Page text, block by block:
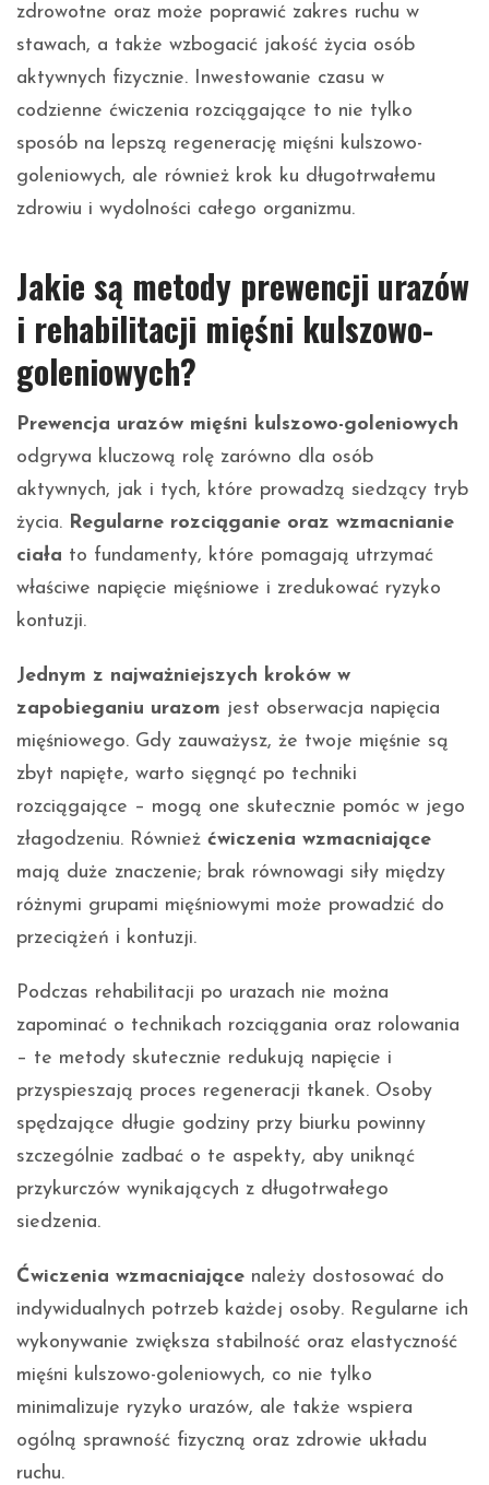
zdrowotne oraz może poprawić zakres ruchu w
stawach, a także wzbogacić jakość życia osób
aktywnych fizycznie. Inwestowanie czasu w
codzienne ćwiczenia rozciągające to nie tylko
sposób na lepszą regenerację mięśni kulszowo-
goleniowych, ale również krok ku długotrwałemu
zdrowiu i wydolności całego organizmu.
Jakie są metody prewencji urazów
i rehabilitacji mięśni kulszowo-
goleniowych?
Prewencja urazów mięśni kulszowo-goleniowych
odgrywa kluczową rolę zarówno dla osób
aktywnych, jak i tych, które prowadzą siedzący tryb
życia. Regularne rozciąganie oraz wzmacnianie
ciała to fundamenty, które pomagają utrzymać
właściwe napięcie mięśniowe i zredukować ryzyko
kontuzji.
Jednym z najważniejszych kroków w
zapobieganiu urazom jest obserwacja napięcia
mięśniowego. Gdy zauważysz, że twoje mięśnie są
zbyt napięte, warto sięgnąć po techniki
rozciągające – mogą one skutecznie pomóc w jego
złagodzeniu. Również ćwiczenia wzmacniające
mają duże znaczenie; brak równowagi siły między
różnymi grupami mięśniowymi może prowadzić do
przeciążeń i kontuzji.
Podczas rehabilitacji po urazach nie można
zapominać o technikach rozciągania oraz rolowania
– te metody skutecznie redukują napięcie i
przyspieszają proces regeneracji tkanek. Osoby
spędzające długie godziny przy biurku powinny
szczególnie zadbać o te aspekty, aby uniknąć
przykurczów wynikających z długotrwałego
siedzenia.
Ćwiczenia wzmacniające należy dostosować do
indywidualnych potrzeb każdej osoby. Regularne ich
wykonywanie zwiększa stabilność oraz elastyczność
mięśni kulszowo-goleniowych, co nie tylko
minimalizuje ryzyko urazów, ale także wspiera
ogólną sprawność fizyczną oraz zdrowie układu
ruchu.